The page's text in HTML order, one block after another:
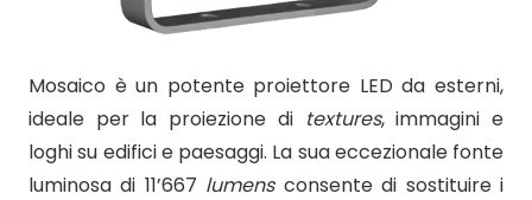
Mosaico è un potente proiettore LED da esterni,
ideale per la proiezione di textures, immagini e
loghi su edifici e paesaggi. La sua eccezionale fonte
luminosa di 11’667 lumensconsente di sostituire i